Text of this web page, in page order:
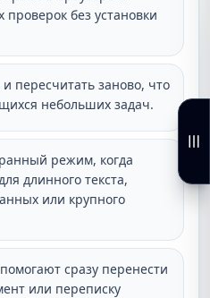
без установки
пересчитать заново, что
небольших задач.
режим, когда
длинного текста,
или крупного
сразу перенести
или переписку